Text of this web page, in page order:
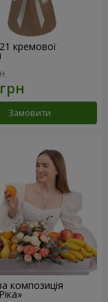
кремової
Замовити
композиція